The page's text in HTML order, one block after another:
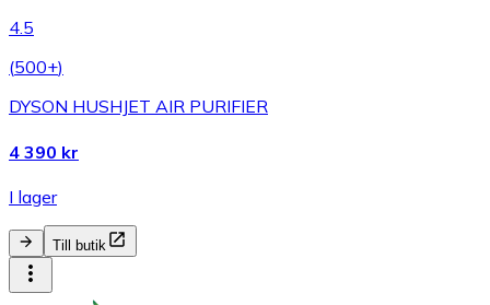
4.5
(500+)
DYSON HUSHJET AIR PURIFIER
4 390 kr
I lager
Till butik